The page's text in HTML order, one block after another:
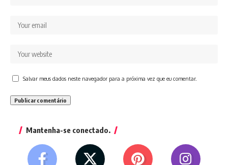
Salvar meus dados neste navegador para a próxima vez que eu comentar.
Mantenha-se conectado.